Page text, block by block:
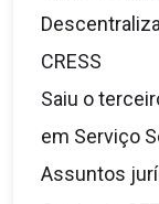
CRESS
Saiu o
em Serviço
Assuntos